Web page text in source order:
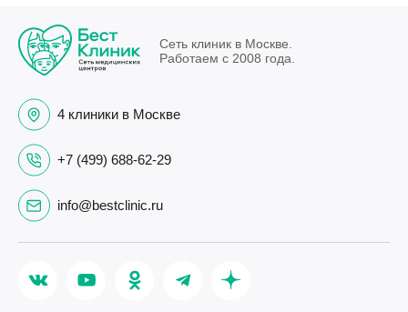
Сеть клиник в Москве.
Работаем с 2008 года.
4 клиники в Москве
+7 (499) 688-62-29
info@bestclinic.ru